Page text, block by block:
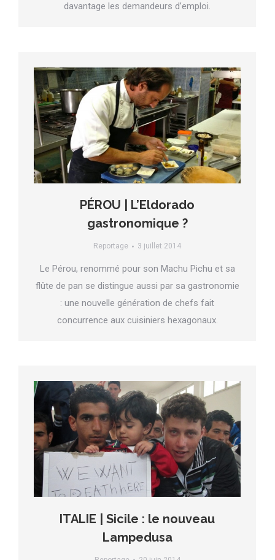
davantage les demandeurs d’emploi.
PÉROU | L’Eldorado
gastronomique ?
Reportage 3 juillet 2014
Le Pérou, renommé pour son Machu Pichu et sa
flûte de pan se distingue aussi par sa gastronomie
: une nouvelle génération de chefs fait
concurrence aux cuisiniers hexagonaux.
ITALIE | Sicile : le nouveau
Lampedusa